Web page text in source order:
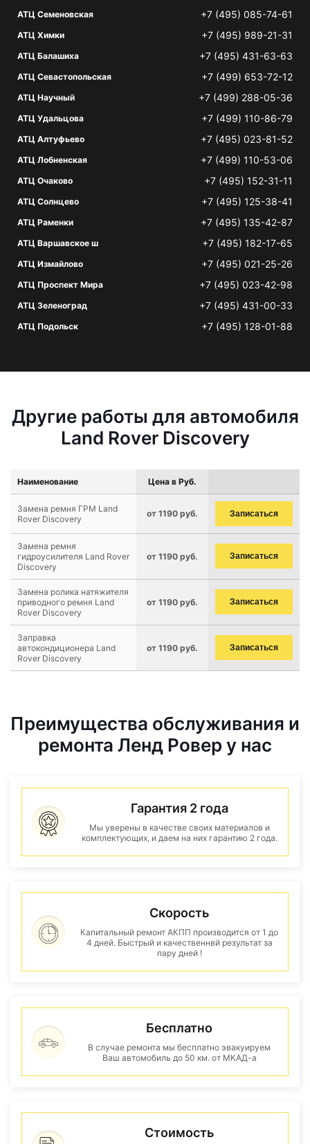
АТЦ Семеновская +7 (495) 085-74-61
АТЦ Химки +7 (495) 989-21-31
АТЦ Балашиха +7 (495) 431-63-63
АТЦ Севастопольская +7 (499) 653-72-12
АТЦ Научный +7 (499) 288-05-36
АТЦ Удальцова +7 (499) 110-86-79
АТЦ Алтуфьево +7 (495) 023-81-52
АТЦ Лобненская +7 (499) 110-53-06
АТЦ Очаково +7 (495) 152-31-11
АТЦ Солнцево +7 (495) 125-38-41
АТЦ Раменки +7 (495) 135-42-87
АТЦ Варшавское ш +7 (495) 182-17-65
АТЦ Измайлово +7 (495) 021-25-26
АТЦ Проспект Мира +7 (495) 023-42-98
АТЦ Зеленоград +7 (495) 431-00-33
АТЦ Подольск +7 (495) 128-01-88
Другие работы для автомобиля
Land Rover Discovery
Наименование Цена в Руб.
Замена ремня ГРМ Land
Rover Discovery
от 1190 руб. Записаться
Замена ремня
гидроусилителя Land Rover
Discovery
от 1190 руб. Записаться
Замена ролика натяжителя
приводного ремня Land
Rover Discovery
от 1190 руб. Записаться
Заправка
автокондиционера Land
Rover Discovery
от 1190 руб. Записаться
Преимущества обслуживания и
ремонта Ленд Ровер у нас
Гарантия 2 года
Мы уверены в качестве своих материалов и
комплектующих, и даем на них гарантию 2 года.
Скорость
Капитальный ремонт АКПП производится от 1 до
4 дней. Быстрый и качественнвй результат за
пару дней !
Бесплатно
В случае ремонта мы бесплатно эвакуируем
Ваш автомобиль до 50 км. от МКАД-а
Стоимость